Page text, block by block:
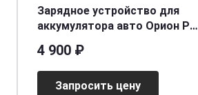
Зарядное устройство для
аккумулятора авто Орион PW
12В/24В)
4 900 ₽
Запросить цену